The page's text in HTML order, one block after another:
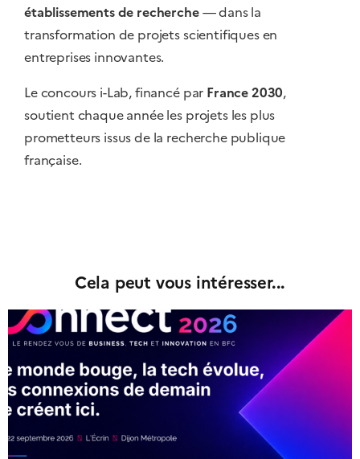
établissements de recherche— dans la
transformation de projets scientifiques en
entreprises innovantes.
Le concours i-Lab, financé par France 2030,
soutient chaque année les projets les plus
prometteurs issus de la recherche publique
française.
Cela peut vous intéresser...